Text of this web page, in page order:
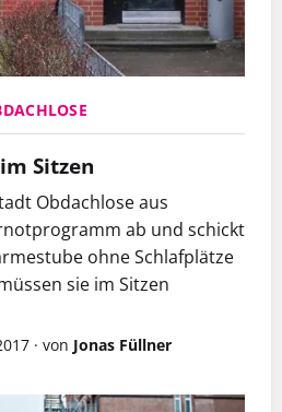
Sitzen
Obdachlose aus
ab und schickt
ohne Schlafplätze
sie im Sitzen
· von Jonas Füllner